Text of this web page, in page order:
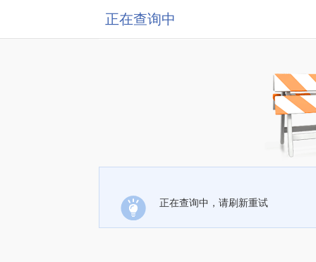
正在查询中
正在查询中，请刷新重试